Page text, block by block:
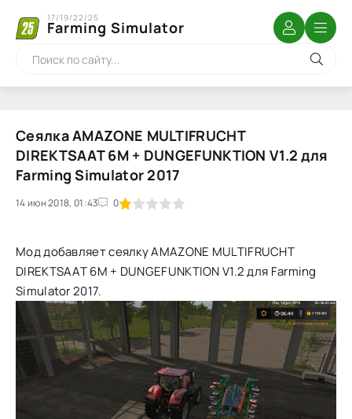
Farming Simulator
17/19/22/25
Сеялка AMAZONE MULTIFRUCHT
DIREKTSAAT 6M + DUNGEFUNKTION V1.2 для
Farming Simulator 2017
14 июн 2018, 01:43 0
1 2 3 4 5
Мод добавляет сеялку AMAZONE MULTIFRUCHT
DIREKTSAAT 6M + DUNGEFUNKTION V1.2 для Farming
Simulator 2017.